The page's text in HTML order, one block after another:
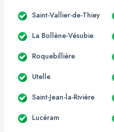
Saint-Vallier-de-Thiey
La Bollène-Vésubie
Roquebillière
Utelle
Saint-Jean-la-Rivière
Lucéram